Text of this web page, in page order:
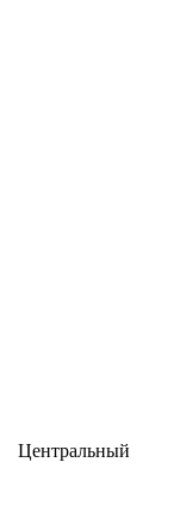
Центральный